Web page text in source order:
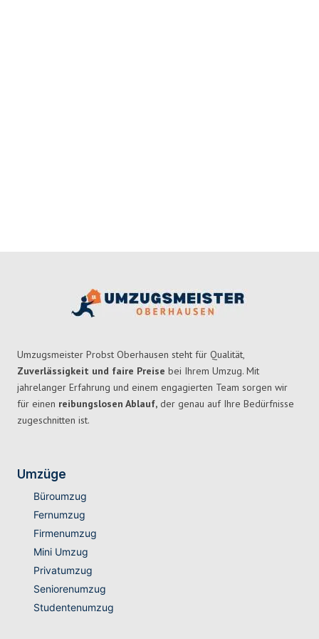
Umzugsmeister Probst Oberhausen steht für Qualität,
Zuverlässigkeit und faire Preise bei Ihrem Umzug. Mit
jahrelanger Erfahrung und einem engagierten Team sorgen wir
für einen reibungslosen Ablauf, der genau auf Ihre Bedürfnisse
zugeschnitten ist.
Umzüge
Büroumzug
Fernumzug
Firmenumzug
Mini Umzug
Privatumzug
Seniorenumzug
Studentenumzug